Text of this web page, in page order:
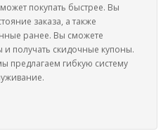
покупать быстрее. Вы
заказа, а также
ранее. Вы сможете
получать скидочные купоны.
предлагаем гибкую систему